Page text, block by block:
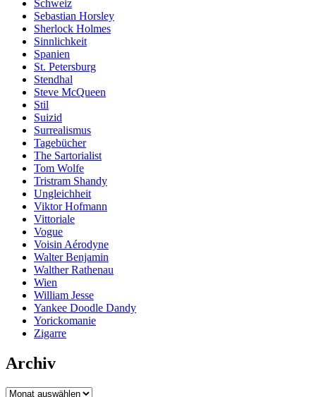
Schweiz
Sebastian Horsley
Sherlock Holmes
Sinnlichkeit
Spanien
St. Petersburg
Stendhal
Steve McQueen
Stil
Suizid
Surrealismus
Tagebücher
The Sartorialist
Tom Wolfe
Tristram Shandy
Ungleichheit
Viktor Hofmann
Vittoriale
Vogue
Voisin Aérodyne
Walter Benjamin
Walther Rathenau
Wien
William Jesse
Yankee Doodle Dandy
Yorickomanie
Zigarre
Archiv
Archiv